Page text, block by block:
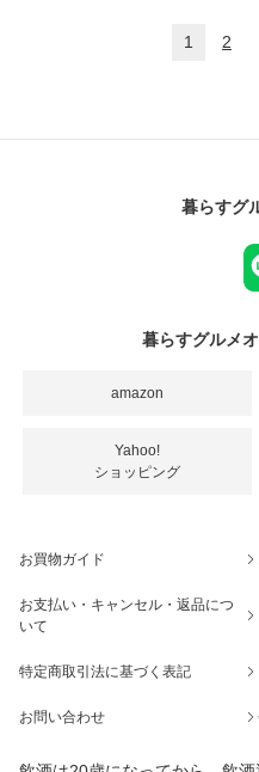
1 2
暮らすグ
暮らすグルメ
amazon
Yahoo!
ショッピング
お買物ガイド
お支払い・キャンセル・返品につ
いて
特定商取引法に基づく表記
お問い合わせ